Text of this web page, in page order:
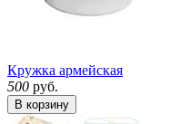
Кружка армейская
500 руб.
В корзину